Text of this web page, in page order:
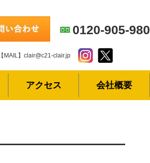
0120-905-980
【MAIL】clair@c21-clair.jp
アクセス 会社概要